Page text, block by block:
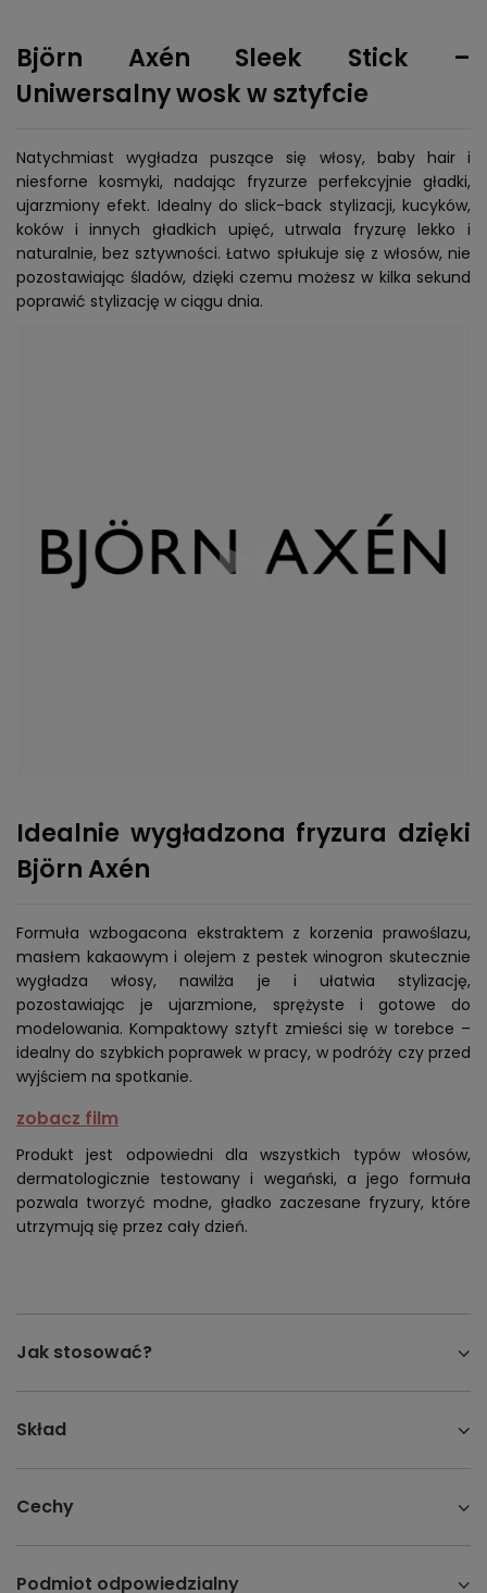
Björn Axén Sleek Stick –
Uniwersalny wosk w sztyfcie
Natychmiast wygładza puszące się włosy, baby hair i
niesforne kosmyki, nadając fryzurze perfekcyjnie gładki,
ujarzmiony efekt. Idealny do slick-back stylizacji, kucyków,
koków i innych gładkich upięć, utrwala fryzurę lekko i
naturalnie, bez sztywności. Łatwo spłukuje się z włosów, nie
pozostawiając śladów, dzięki czemu możesz w kilka sekund
poprawić stylizację w ciągu dnia.
Idealnie wygładzona fryzura dzięki
Björn Axén
Formuła wzbogacona ekstraktem z korzenia prawoślazu,
masłem kakaowym i olejem z pestek winogron skutecznie
wygładza włosy, nawilża je i ułatwia stylizację,
pozostawiając je ujarzmione, sprężyste i gotowe do
modelowania. Kompaktowy sztyft zmieści się w torebce –
idealny do szybkich poprawek w pracy, w podróży czy przed
wyjściem na spotkanie.
zobacz film
Produkt jest odpowiedni dla wszystkich typów włosów,
dermatologicznie testowany i wegański, a jego formuła
pozwala tworzyć modne, gładko zaczesane fryzury, które
utrzymują się przez cały dzień.
Jak stosować?
Skład
Cechy
Podmiot odpowiedzialny